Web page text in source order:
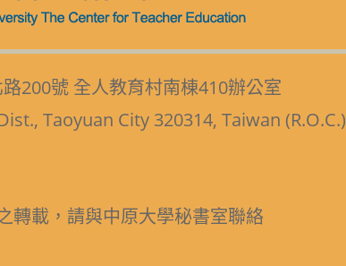
200號 全人教育村南棟410辦公室
Taoyuan City 320314, Taiwan (R.O.C.)
轉載，請與中原大學秘書室聯絡